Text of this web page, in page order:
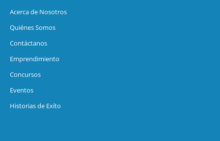
Acerca de Nosotros
Quiénes Somos
Contáctanos
Emprendimiento
Concursos
Eventos
Historias de Exíto